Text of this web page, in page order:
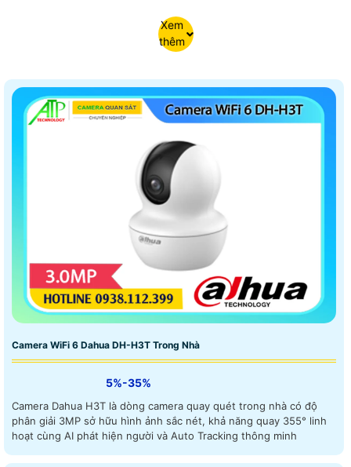
Xem
thêm
Camera WiFi 6 Dahua DH-H3T Trong Nhà
5%-35%
Camera Dahua H3T là dòng camera quay quét trong nhà có độ
phân giải 3MP sở hữu hình ảnh sắc nét, khả năng quay 355° linh
hoạt cùng AI phát hiện người và Auto Tracking thông minh